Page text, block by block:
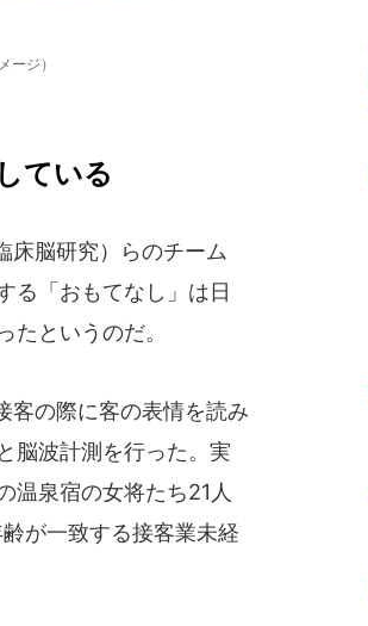
ージ）
ている
床脳研究）らのチーム
る「おもてなし」は日
というのだ。
客の際に客の表情を読み
脳波計測を行った。実
温泉宿の女将たち21人
が一致する接客業未経